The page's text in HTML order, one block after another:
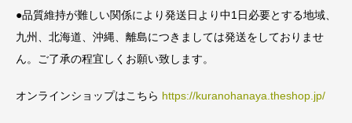
●品質維持が難しい関係により発送日より中1日必要とする地域、
九州、北海道、沖縄、離島につきましては発送をしておりませ
ん。ご了承の程宜しくお願い致します。
オンラインショップはこちら https://kuranohanaya.theshop.jp/